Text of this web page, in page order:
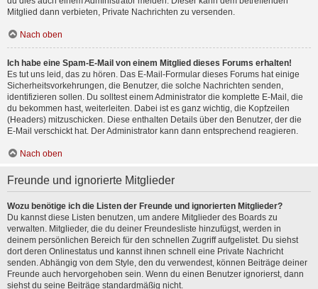
Mitglied dann verbieten, Private Nachrichten zu versenden.
Nach oben
Ich habe eine Spam-E-Mail von einem Mitglied dieses Forums erhalten!
Es tut uns leid, das zu hören. Das E-Mail-Formular dieses Forums hat einige
Sicherheitsvorkehrungen, die Benutzer, die solche Nachrichten senden,
identifizieren sollen. Du solltest einem Administrator die komplette E-Mail, die
du bekommen hast, weiterleiten. Dabei ist es ganz wichtig, die Kopfzeilen
(Headers) mitzuschicken. Diese enthalten Details über den Benutzer, der die
E-Mail verschickt hat. Der Administrator kann dann entsprechend reagieren.
Nach oben
Freunde und ignorierte Mitglieder
Wozu benötige ich die Listen der Freunde und ignorierten Mitglieder?
Du kannst diese Listen benutzen, um andere Mitglieder des Boards zu
verwalten. Mitglieder, die du deiner Freundesliste hinzufügst, werden in
deinem persönlichen Bereich für den schnellen Zugriff aufgelistet. Du siehst
dort deren Onlinestatus und kannst ihnen schnell eine Private Nachricht
senden. Abhängig von dem Style, den du verwendest, können Beiträge deiner
Freunde auch hervorgehoben sein. Wenn du einen Benutzer ignorierst, dann
siehst du seine Beiträge standardmäßig nicht.